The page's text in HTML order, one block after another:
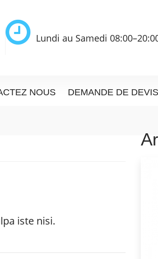
Lundi au Samedi
NOUS DEMANDE DE DEVIS
iste nisi.